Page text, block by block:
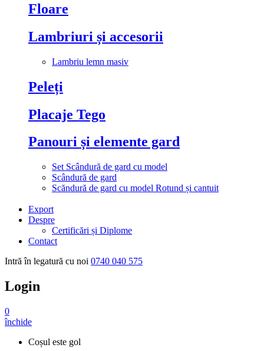
Floare
Lambriuri și accesorii
Lambriu lemn masiv
Peleți
Placaje Tego
Panouri și elemente gard
Set Scândură de gard cu model
Scândură de gard
Scăndură de gard cu model Rotund și cantuit
Export
Despre
Certificări și Diplome
Contact
Intră în legatură cu noi 0740 040 575
Login
0
închide
Coșul este gol